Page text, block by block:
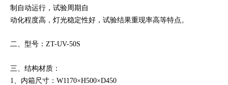
制自动运行，试验周期自
动化程度高，灯光稳定性好，试验结果重现率高等特点。
二、型号：ZT-UV-50S
三、结构材质：
1、内箱尺寸：W1170×H500×D450